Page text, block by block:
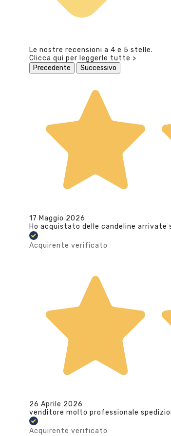
Le nostre recensioni a 4 e 5 stelle.
Clicca qui per leggerle tutte >
Precedente
Successivo
17 Maggio 2026
Ho acquistato delle candeline
Acquirente verificato
26 Aprile 2026
venditore molto professionale
Acquirente verificato